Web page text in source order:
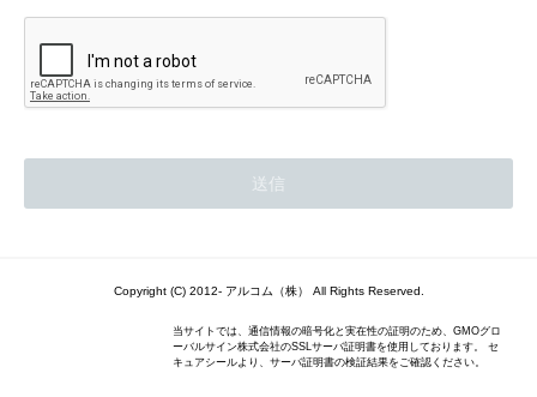
Copyright (C) 2012- アルコム（株） All Rights Reserved.
当サイトでは、通信情報の暗号化と実在性の証明のため、GMOグロ
ーバルサイン株式会社のSSLサーバ証明書を使用しております。 セ
キュアシールより、サーバ証明書の検証結果をご確認ください。